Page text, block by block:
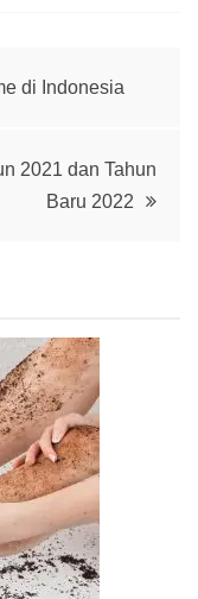
di Indonesia
2021 dan Tahun
Baru 2022